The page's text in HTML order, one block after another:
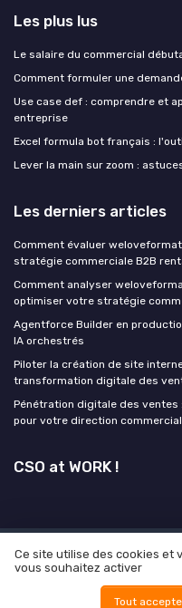
Les plus lus
Le salaire du commercial
Comment formuler une
Use case def : comprendre et
entreprise
Excel formula bot français :
Lever la main sur zoom :
Les derniers articles
Comment évaluer
stratégie commerciale B2B
Comment analyser
optimiser votre stratégie
Agentforce Builder en
IA orchestrés
Piloter la création de site
transformation digitale des
Pénétration digitale des
pour votre direction
CSO at WORK !
Mentions légales
Enquête 2026
© CSO
Ce site utilise des cookies et
vous souhaitez activer
Tout